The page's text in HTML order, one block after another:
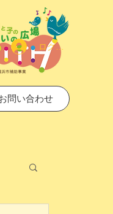
ログイン
問い合わせ